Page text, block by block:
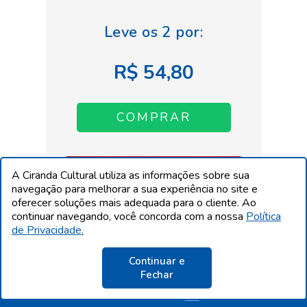
R$ 54,80
A Ciranda Cultural utiliza as informações sobre sua
navegação para melhorar a sua experiência no site e
oferecer soluções mais adequada para o cliente. Ao
continuar navegando, você concorda com a nossa Política
de Privacidade.
Continuar e
Fechar